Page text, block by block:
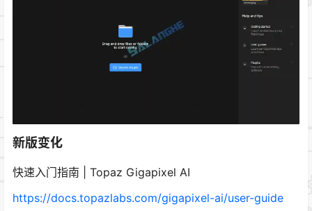
新版变化
快速入门指南 | Topaz Gigapixel AI
https://docs.topazlabs.com/gigapixel-ai/user-guide